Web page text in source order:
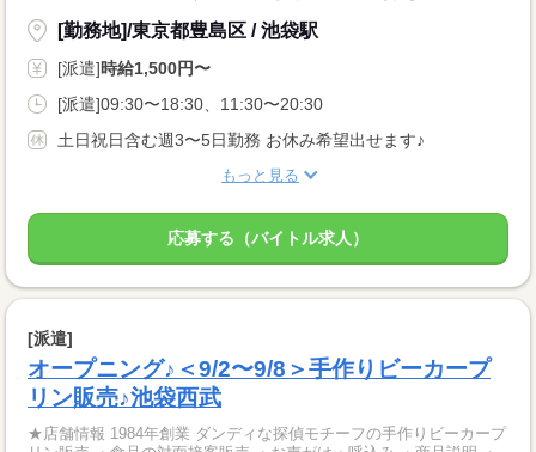
[勤務地]/東京都豊島区 / 池袋駅
[派遣]時給1,500円〜
[派遣]09:30〜18:30、11:30〜20:30
土日祝日含む週3〜5日勤務 お休み希望出せます♪
もっと見る
応募する（バイトル求人）
[派遣]
オープニング♪＜9/2〜9/8＞手作りビーカープ
リン販売♪池袋西武
★店舗情報 1984年創業 ダンディな探偵モチーフの手作りビーカープ